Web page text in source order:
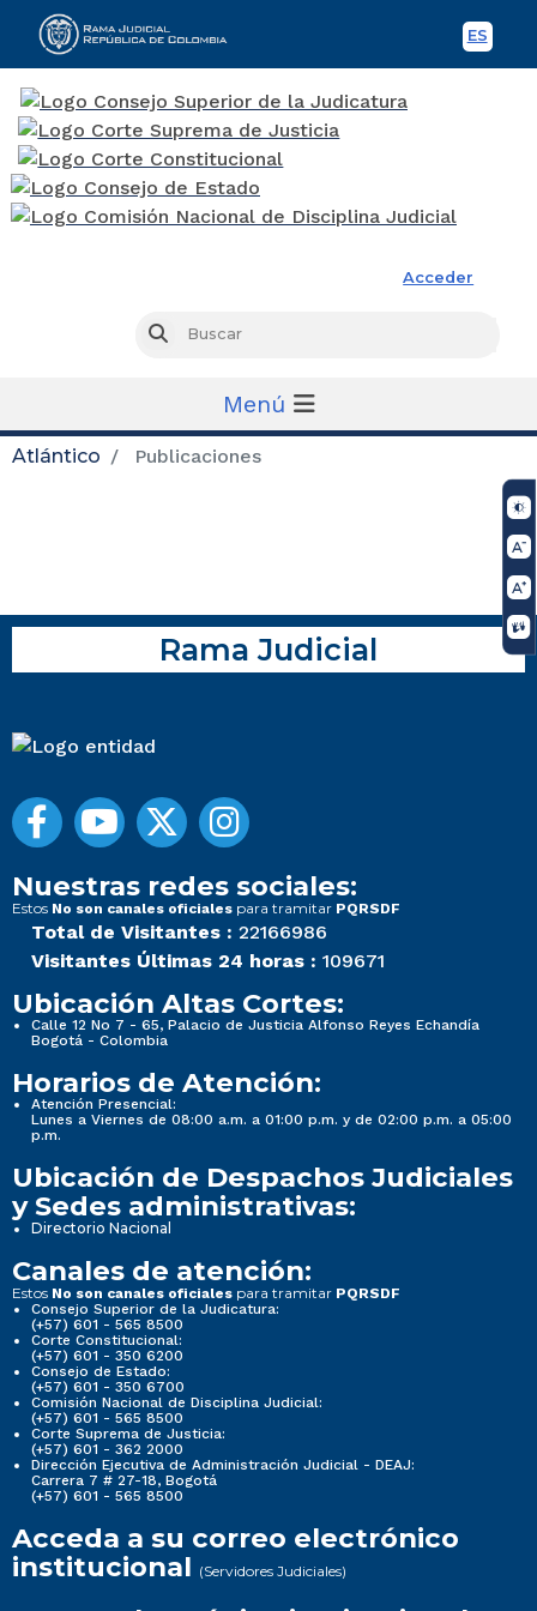
ES
Acceder
Buscar
Menú
Atlántico Publicaciones
Rama Judicial
Nuestras redes sociales:
Estos No son canales oficiales para tramitar PQRSDF
Total de Visitantes : 22166986
Visitantes Últimas 24 horas : 109671
Ubicación Altas Cortes:
Calle 12 No 7 - 65, Palacio de Justicia Alfonso Reyes Echandía
Bogotá - Colombia
Horarios de Atención:
Atención Presencial:
Lunes a Viernes de 08:00 a.m. a 01:00 p.m. y de 02:00 p.m. a 05:00
p.m.
Ubicación de Despachos Judiciales
y Sedes administrativas:
Directorio Nacional
Canales de atención:
Estos No son canales oficiales para tramitar PQRSDF
Consejo Superior de la Judicatura:
(+57) 601 - 565 8500
Corte Constitucional:
(+57) 601 - 350 6200
Consejo de Estado:
(+57) 601 - 350 6700
Comisión Nacional de Disciplina Judicial:
(+57) 601 - 565 8500
Corte Suprema de Justicia:
(+57) 601 - 362 2000
Dirección Ejecutiva de Administración Judicial - DEAJ:
Carrera 7 # 27-18, Bogotá
(+57) 601 - 565 8500
Acceda a su correo electrónico
institucional (Servidores Judiciales)